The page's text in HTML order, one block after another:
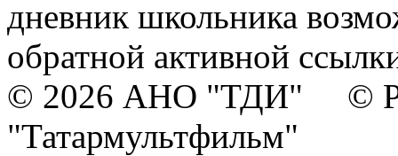
дневник школьника
обратной активной
© 2026 АНО "ТДИ" ©
"Татармультфильм"